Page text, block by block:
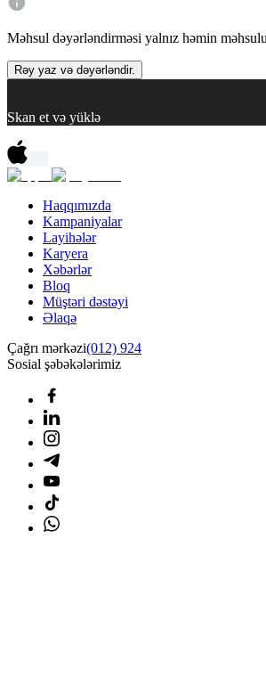
Məhsul dəyərləndirməsi yalnız həmin
Rəy yaz və dəyərləndir.
Skan et və yüklə
Haqqımızda
Kampaniyalar
Layihələr
Karyera
Xəbərlər
Bloq
Müştəri dəstəyi
Əlaqə
Çağrı mərkəzi(012) 924
Sosial şəbəkələrimiz